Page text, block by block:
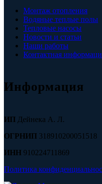
Монтаж отопления
Водяные теплые полы
Тепловые насосы
Новости и статьи
Наши работы
Контактная
Информация
ИП Дейнека А. Л.
ОГРНИП 318910200051518
ИНН 910224711869
Политика